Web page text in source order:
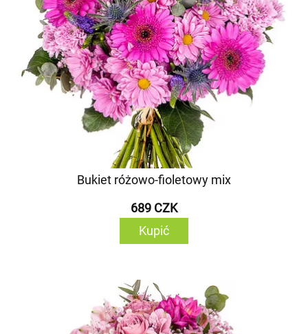
Bukiet różowo-fioletowy mix
689 CZK
Kupić